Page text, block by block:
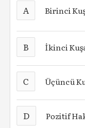
A Birinci
B İkinci
C Üçüncü
D Pozitif